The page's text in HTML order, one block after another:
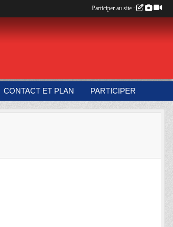
CONTACT ET PLAN PARTICIPER
Participer au site :